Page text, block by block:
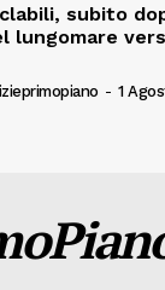
subito
lungomare
- 1